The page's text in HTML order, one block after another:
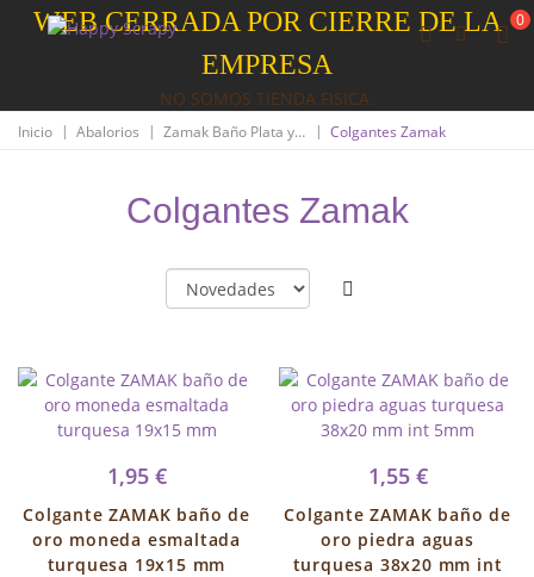
WEB CERRADA POR CIERRE DE LA
EMPRESA
NO SOMOS TIENDA FISICA
0
Inicio | Abalorios | Zamak Baño Plata y Oro | Colgantes Zamak
Colgantes Zamak
1,95 €
Colgante ZAMAK baño de
oro moneda esmaltada
turquesa 19x15 mm
1,55 €
Colgante ZAMAK baño de
oro piedra aguas
turquesa 38x20 mm int